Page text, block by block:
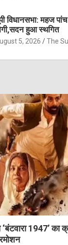
विधानसभा: महज
हुआ स्थगित
5, 2026 The
1947’